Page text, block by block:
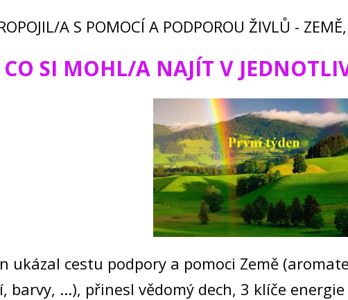
A S POMOCÍ A PODPOROU ŽIVLŮ -
CO SI MOHL/A NAJÍT V
ukázal cestu podpory a pomoci Země
barvy, ...), přinesl vědomý dech, 3 klíče